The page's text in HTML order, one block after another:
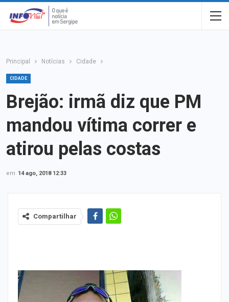
Principal Notícias Cidade
CIDADE
Brejão: irmã diz que PM
mandou vítima correr e
atirou pelas costas
em 14 ago, 2018 12:33
Compartilhar